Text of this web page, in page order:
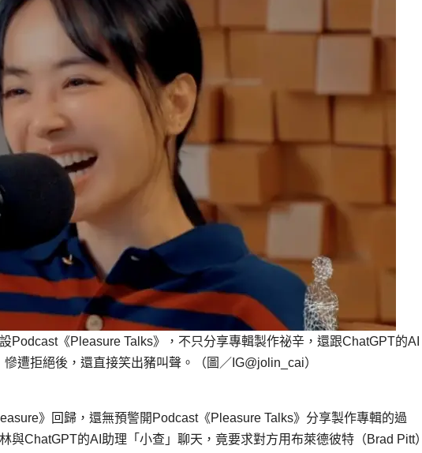
Podcast《Pleasure Talks》，不只分享專輯製作祕辛，還跟ChatGPT的AI
遭拒絕後，還直接笑出豬叫聲。（圖／IG@jolin_cai）
》回歸，還無預警開Podcast《Pleasure Talks》分享製作專輯的過
與ChatGPT的AI助理「小查」聊天，竟要求對方用布萊德彼特（Brad Pitt）